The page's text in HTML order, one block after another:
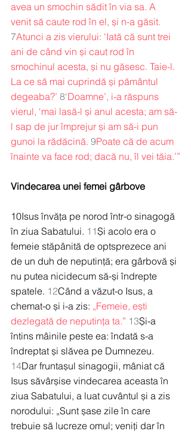
avea un smochin sădit în via sa. A
venit să caute rod în el, și n-a găsit.
7Atunci a zis vierului: ‘Iată că sunt trei
ani de când vin și caut rod în
smochinul acesta, și nu găsesc. Taie-l.
La ce să mai cuprindă și pământul
degeaba?’ 8‘Doamne’, i-a răspuns
vierul, ‘mai lasă-l și anul acesta; am să-
l sap de jur împrejur și am să-i pun
gunoi la rădăcină. 9Poate că de acum
înainte va face rod; dacă nu, îl vei tăia.’”
Vindecarea unei femei gârbove
10Isus învăța pe norod într-o sinagogă
în ziua Sabatului. 11Și acolo era o
femeie stăpânită de optsprezece ani
de un duh de neputință; era gârbovă și
nu putea nicidecum să-și îndrepte
spatele. 12Când a văzut-o Isus, a
chemat-o și i-a zis: „Femeie, ești
dezlegată de neputința ta.” 13Și-a
întins mâinile peste ea: îndată s-a
îndreptat și slăvea pe Dumnezeu.
14Dar fruntașul sinagogii, mâniat că
Isus săvârșise vindecarea aceasta în
ziua Sabatului, a luat cuvântul și a zis
norodului: „Sunt șase zile în care
trebuie să lucreze omul; veniți dar în